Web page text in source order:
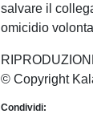
salvare il
omicidio
© Copyright
Condividi: